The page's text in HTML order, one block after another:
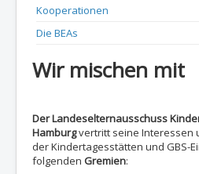
Kooperationen
Die BEAs
Wir mischen mit
Der Landeselternausschuss
Hamburgvertritt seine Interessen
der Kindertagesstätten und GBS-
folgenden Gremien: